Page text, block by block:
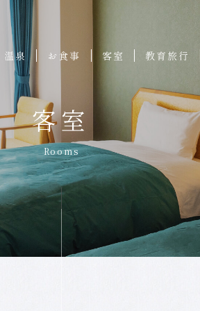
温泉 お食事 客室 教育旅行
客室
Rooms